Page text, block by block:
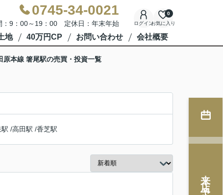
0745-34-0021
：9：00～19：00 定休日：年末年始 ログインお気に入り
0
地 40万円CP お問い合わせ 会社概要
原本線 箸尾駅の売買・投資一覧
/高田駅 /香芝駅
来店予約